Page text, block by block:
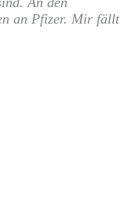
an Pfizer. Mir fällt